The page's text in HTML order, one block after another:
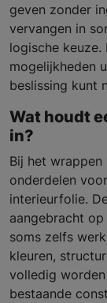
geven zonder
vervangen in
logische
mogelijkheden
beslissing kunt
Wat houdt
in?
Bij het
onderdelen
interieurfolie.
aangebracht
soms zelfs
kleuren,
volledig
bestaande